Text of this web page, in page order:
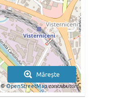
Mărește
©OpenStreetMapcontributors